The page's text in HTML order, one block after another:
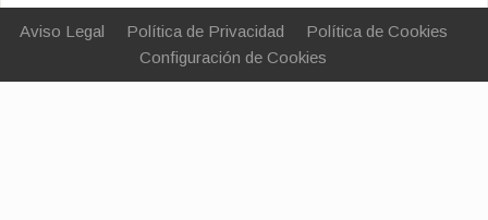
Aviso Legal Política de Privacidad
Política de Cookies
Configuración de Cookies